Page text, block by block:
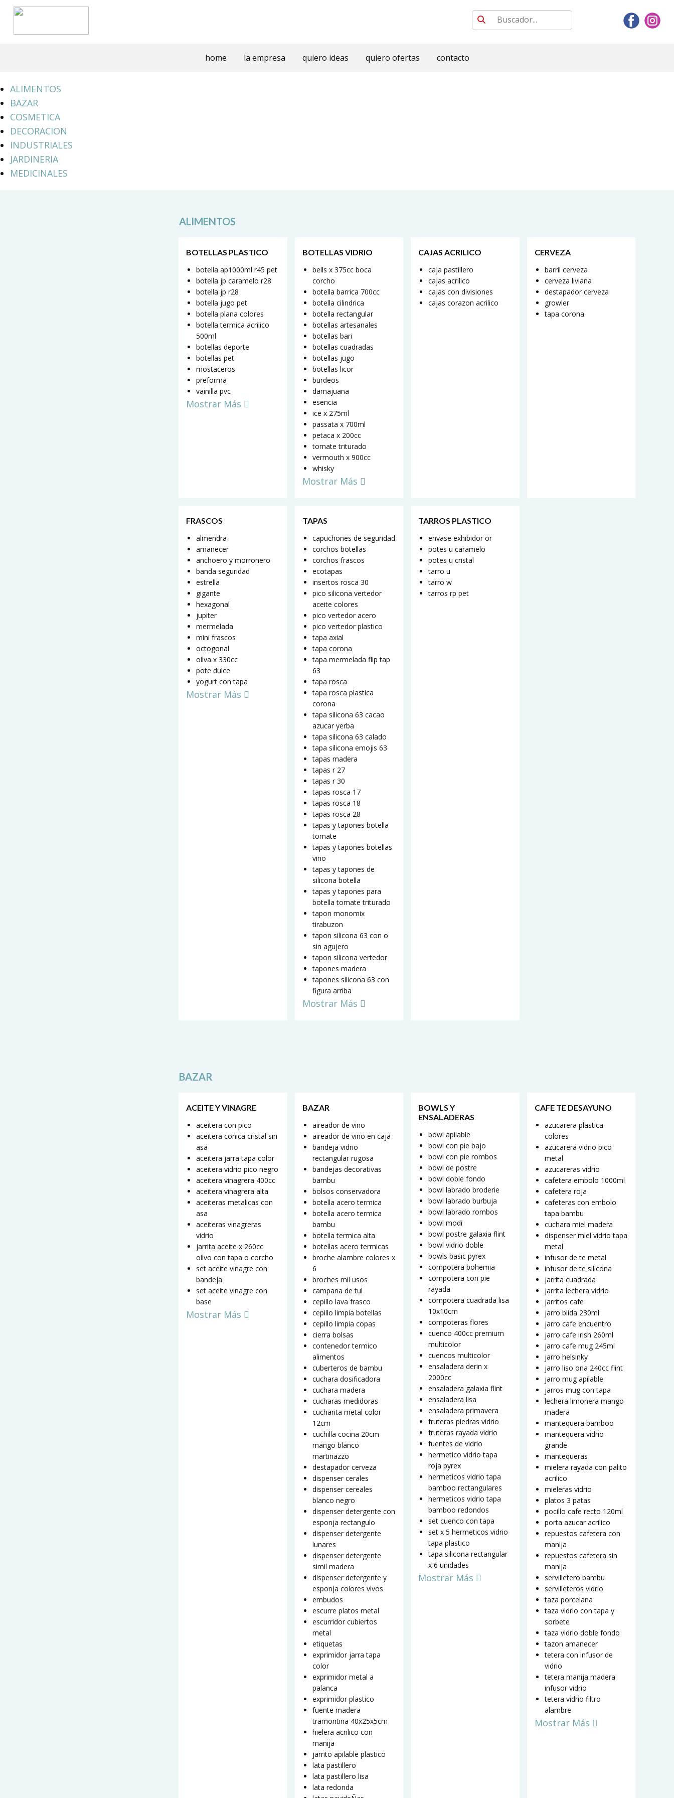
home la empresa quiero ideas quiero ofertas contacto
ALIMENTOS
BAZAR
COSMETICA
DECORACION
INDUSTRIALES
JARDINERIA
MEDICINALES
ALIMENTOS
BOTELLAS PLASTICO
botella ap1000ml r45 pet
botella jp caramelo r28
botella jp r28
botella jugo pet
botella plana colores
botella termica acrilico
500ml
botellas deporte
botellas pet
mostaceros
preforma
vainilla pvc
Mostrar Más
BOTELLAS VIDRIO
bells x 375cc boca
corcho
botella barrica 700cc
botella cilindrica
botella rectangular
botellas artesanales
botellas bari
botellas cuadradas
botellas jugo
botellas licor
burdeos
damajuana
esencia
ice x 275ml
passata x 700ml
petaca x 200cc
tomate triturado
vermouth x 900cc
whisky
Mostrar Más
CAJAS ACRILICO
caja pastillero
cajas acrilico
cajas con divisiones
cajas corazon acrilico
CERVEZA
barril cerveza
cerveza liviana
destapador cerveza
growler
tapa corona
FRASCOS
almendra
amanecer
anchoero y morronero
banda seguridad
estrella
gigante
hexagonal
jupiter
mermelada
mini frascos
octogonal
oliva x 330cc
pote dulce
yogurt con tapa
Mostrar Más
TAPAS
capuchones de seguridad
corchos botellas
corchos frascos
ecotapas
insertos rosca 30
pico silicona vertedor
aceite colores
pico vertedor acero
pico vertedor plastico
tapa axial
tapa corona
tapa mermelada flip tap
63
tapa rosca
tapa rosca plastica
corona
tapa silicona 63 cacao
azucar yerba
tapa silicona 63 calado
tapa silicona emojis 63
tapas madera
tapas r 27
tapas r 30
tapas rosca 17
tapas rosca 18
tapas rosca 28
tapas y tapones botella
tomate
tapas y tapones botellas
vino
tapas y tapones de
silicona botella
tapas y tapones para
botella tomate triturado
tapon monomix
tirabuzon
tapon silicona 63 con o
sin agujero
tapon silicona vertedor
tapones madera
tapones silicona 63 con
figura arriba
Mostrar Más
TARROS PLASTICO
envase exhibidor or
potes u caramelo
potes u cristal
tarro u
tarro w
tarros rp pet
BAZAR
ACEITE Y VINAGRE
aceitera con pico
aceitera conica cristal sin
asa
aceitera jarra tapa color
aceitera vidrio pico negro
aceitera vinagrera 400cc
aceitera vinagrera alta
aceiteras metalicas con
asa
aceiteras vinagreras
vidrio
jarrita aceite x 260cc
olivo con tapa o corcho
set aceite vinagre con
bandeja
set aceite vinagre con
base
Mostrar Más
BAZAR
aireador de vino
aireador de vino en caja
bandeja vidrio
rectangular rugosa
bandejas decorativas
bambu
bolsos conservadora
botella acero termica
botella acero termica
bambu
botella termica alta
botellas acero termicas
broche alambre colores x
6
broches mil usos
campana de tul
cepillo lava frasco
cepillo limpia botellas
cepillo limpia copas
cierra bolsas
contenedor termico
alimentos
cuberteros de bambu
cuchara dosificadora
cuchara madera
cucharas medidoras
cucharita metal color
12cm
cuchilla cocina 20cm
mango blanco
martinazzo
destapador cerveza
dispenser cerales
dispenser cereales
blanco negro
dispenser detergente con
esponja rectangulo
dispenser detergente
lunares
dispenser detergente
simil madera
dispenser detergente y
esponja colores vivos
embudos
escurre platos metal
escurridor cubiertos
metal
etiquetas
exprimidor jarra tapa
color
exprimidor metal a
palanca
exprimidor plastico
fuente madera
tramontina 40x25x5cm
hielera acrilico con
manija
jarrito apilable plastico
lata pastillero
lata pastillero lisa
lata redonda
BOWLS Y
ENSALADERAS
bowl apilable
bowl con pie bajo
bowl con pie rombos
bowl de postre
bowl doble fondo
bowl labrado broderie
bowl labrado burbuja
bowl labrado rombos
bowl modi
bowl postre galaxia flint
bowl vidrio doble
bowls basic pyrex
compotera bohemia
compotera con pie
rayada
compotera cuadrada lisa
10x10cm
compoteras flores
cuenco 400cc premium
multicolor
cuencos multicolor
ensaladera derin x
2000cc
ensaladera galaxia flint
ensaladera lisa
ensaladera primavera
fruteras piedras vidrio
fruteras rayada vidrio
fuentes de vidrio
hermetico vidrio tapa
roja pyrex
hermeticos vidrio tapa
bamboo rectangulares
hermeticos vidrio tapa
bamboo redondos
set cuenco con tapa
set x 5 hermeticos vidrio
tapa plastico
tapa silicona rectangular
x 6 unidades
Mostrar Más
CAFE TE DESAYUNO
azucarera plastica
colores
azucarera vidrio pico
metal
azucareras vidrio
cafetera embolo 1000ml
cafetera roja
cafeteras con embolo
tapa bambu
cuchara miel madera
dispenser miel vidrio tapa
metal
infusor de te metal
infusor de te silicona
jarrita cuadrada
jarrita lechera vidrio
jarritos cafe
jarro blida 230ml
jarro cafe encuentro
jarro cafe irish 260ml
jarro cafe mug 245ml
jarro helsinky
jarro liso ona 240cc flint
jarro mug apilable
jarros mug con tapa
lechera limonera mango
madera
mantequera bamboo
mantequera vidrio
grande
mantequeras
mielera rayada con palito
acrilico
mieleras vidrio
platos 3 patas
pocillo cafe recto 120ml
porta azucar acrilico
repuestos cafetera con
manija
repuestos cafetera sin
manija
servilletero bambu
servilleteros vidrio
taza porcelana
taza vidrio con tapa y
sorbete
taza vidrio doble fondo
tazon amanecer
tetera con infusor de
vidrio
tetera manija madera
infusor vidrio
tetera vidrio filtro
alambre
Mostrar Más